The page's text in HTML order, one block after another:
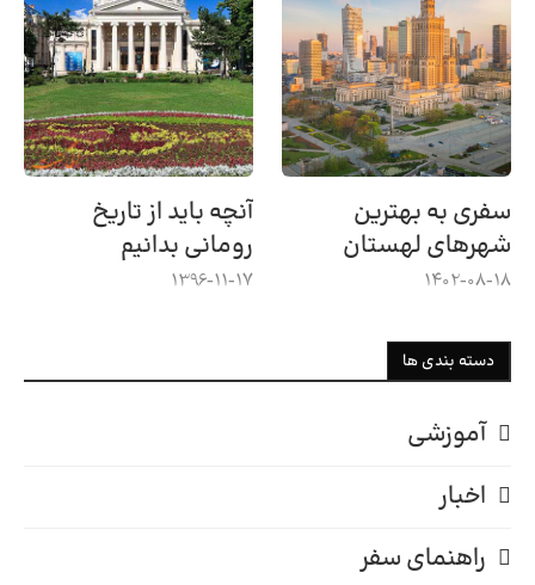
سفری به بهترین
شهرهای لهستان
1402-08-18
آنچه باید از تاریخ
رومانی بدانیم
1396-11-17
دسته بندی ها
آموزشی
اخبار
راهنمای سفر